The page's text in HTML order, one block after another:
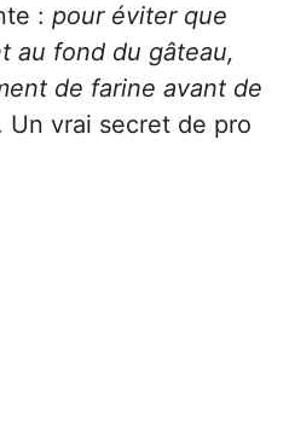
: pour éviter que
au fond du gâteau,
de farine avant de
Un vrai secret de pro